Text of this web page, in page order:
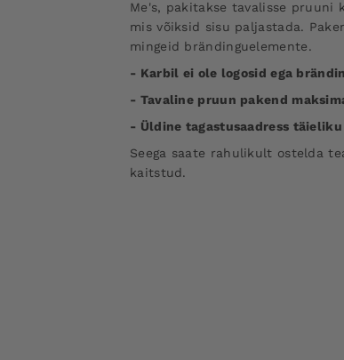
Me's, pakitakse tavalisse pruuni
mis võiksid sisu paljastada.
mingeid brändinguelemente.
- Karbil ei ole logosid ega
- Tavaline pruun pakend
- Üldine tagastusaadress
Seega saate rahulikult ostelda
kaitstud.